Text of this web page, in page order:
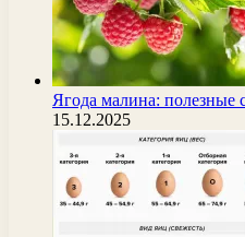
Ягода малина: полезные
15.12.2025